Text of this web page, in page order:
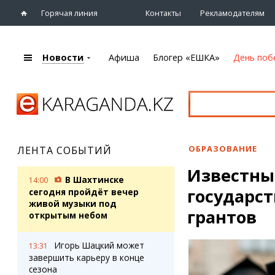
Горячая линия Контакты Рекламодателям
Караганды
eTV
Рассылка новостей
Персоны
Интервью
Афиша
Театры
Спорт
Выставки
Цирк и зоопарк
Блогер «ЕШКА»
Лента блогера
Карты
Web-камеры
Новости Афиша Блогер «ЕШКА» День
ЛЕНТА СОБЫТИЙ
14:00
В Шахтинске
сегодня пройдёт вечер
живой музыки под
открытым небом
13:31
Игорь Шацкий может
завершить карьеру в конце
сезона
ОБРАЗОВАНИЕ
грантов